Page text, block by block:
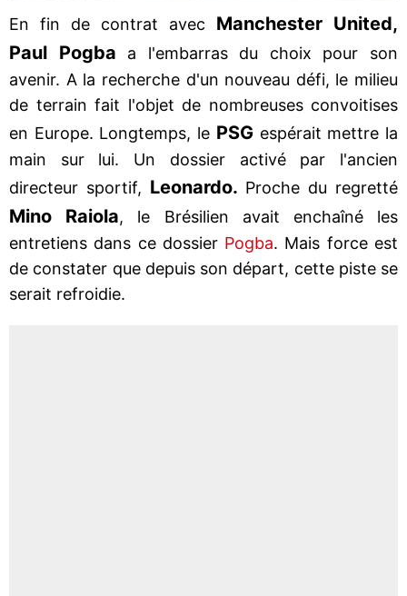
En fin de contrat avec Manchester United,
Paul Pogba a l'embarras du choix pour son
avenir. A la recherche d'un nouveau défi, le milieu
de terrain fait l'objet de nombreuses convoitises
en Europe. Longtemps, le PSGespérait mettre la
main sur lui. Un dossier activé par l'ancien
directeur sportif, Leonardo. Proche du regretté
Mino Raiola, le Brésilien avait enchaîné les
entretiens dans ce dossier Pogba. Mais force est
de constater que depuis son départ, cette piste se
serait refroidie.